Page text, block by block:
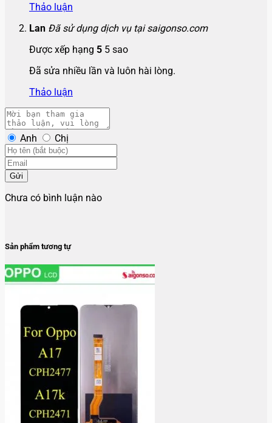
Thảo luận
Lan Đã sử dụng dịch vụ tại saigonso.com
Được xếp hạng 5 5 sao
Đã sửa nhiều lần và luôn hài lòng.
Thảo luận
Anh Chị
Gửi
Chưa có bình luận nào
Sản phẩm tương tự